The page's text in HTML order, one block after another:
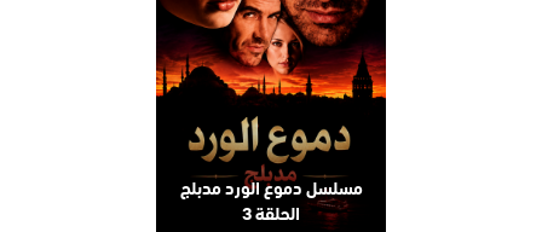
مسلسل دموع الورد مدبلج
الحلقة 3